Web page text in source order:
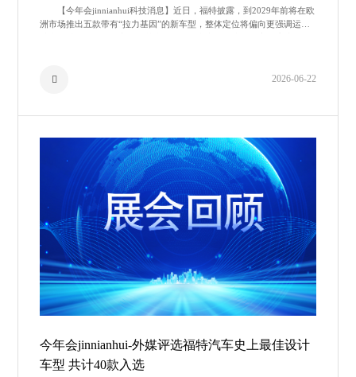
【今年会jinnianhui科技消息】近日，福特披露，到2029年前将在欧
洲市场推出五款带有“拉力基因”的新车型，整体定位将偏向更强调运动
2026-06-22
今年会jinnianhui-外媒评选福特汽车史上最佳设计
车型 共计40款入选